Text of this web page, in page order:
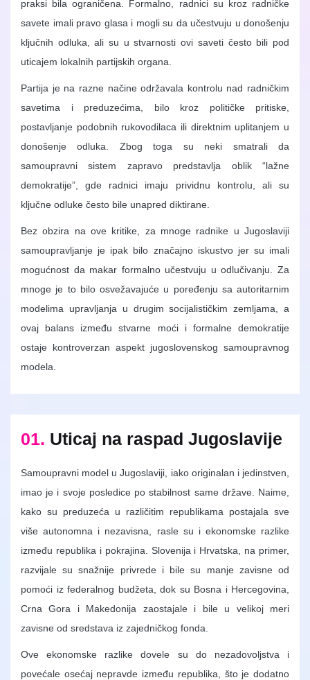
praksi bila ograničena. Formalno, radnici su kroz radničke
savete imali pravo glasa i mogli su da učestvuju u donošenju
ključnih odluka, ali su u stvarnosti ovi saveti često bili pod
uticajem lokalnih partijskih organa.
Partija je na razne načine održavala kontrolu nad radničkim
savetima i preduzećima, bilo kroz političke pritiske,
postavljanje podobnih rukovodilaca ili direktnim uplitanjem u
donošenje odluka. Zbog toga su neki smatrali da
samoupravni sistem zapravo predstavlja oblik “lažne
demokratije”, gde radnici imaju prividnu kontrolu, ali su
ključne odluke često bile unapred diktirane.
Bez obzira na ove kritike, za mnoge radnike u Jugoslaviji
samoupravljanje je ipak bilo značajno iskustvo jer su imali
mogućnost da makar formalno učestvuju u odlučivanju. Za
mnoge je to bilo osvežavajuće u poređenju sa autoritarnim
modelima upravljanja u drugim socijalističkim zemljama, a
ovaj balans između stvarne moći i formalne demokratije
ostaje kontroverzan aspekt jugoslovenskog samoupravnog
modela.
01. Uticaj na raspad Jugoslavije
Samoupravni model u Jugoslaviji, iako originalan i jedinstven,
imao je i svoje posledice po stabilnost same države. Naime,
kako su preduzeća u različitim republikama postajala sve
više autonomna i nezavisna, rasle su i ekonomske razlike
između republika i pokrajina. Slovenija i Hrvatska, na primer,
razvijale su snažnije privrede i bile su manje zavisne od
pomoći iz federalnog budžeta, dok su Bosna i Hercegovina,
Crna Gora i Makedonija zaostajale i bile u velikoj meri
zavisne od sredstava iz zajedničkog fonda.
Ove ekonomske razlike dovele su do nezadovoljstva i
povećale osećaj nepravde između republika, što je dodatno